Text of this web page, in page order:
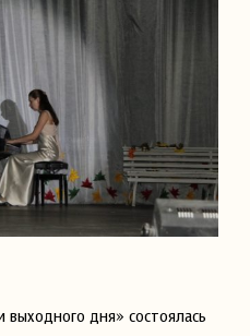
дня» состоялась